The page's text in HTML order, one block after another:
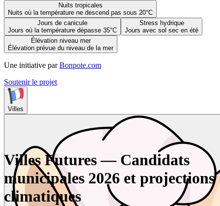
Nuits tropicales
Nuits où la température ne descend pas sous 20°C
Jours de canicule
Jours où la température dépasse 35°C
Stress hydrique
Jours avec sol sec en été
Élévation niveau mer
Élévation prévue du niveau de la mer
Une initiative par Bonpote.com
Soutenir le projet
Villes
Villes Futures — Candidats
municipales 2026 et projections
climatiques